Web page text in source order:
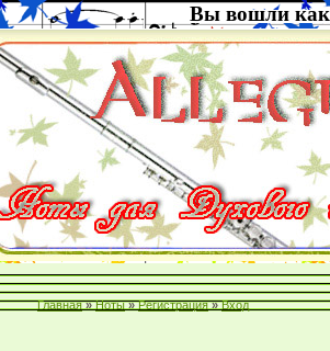
Вы вошли как
Главная » Ноты » Регистрация » Вход